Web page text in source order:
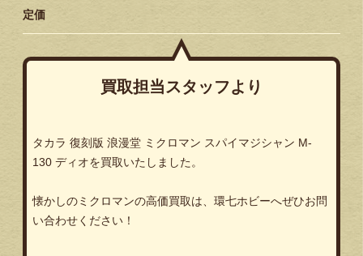
定価
買取担当スタッフより
タカラ 復刻版 浪漫堂 ミクロマン スパイマジシャン M-
130 ディオを買取いたしました。
懐かしのミクロマンの高価買取は、環七ホビーへぜひお問
い合わせください！